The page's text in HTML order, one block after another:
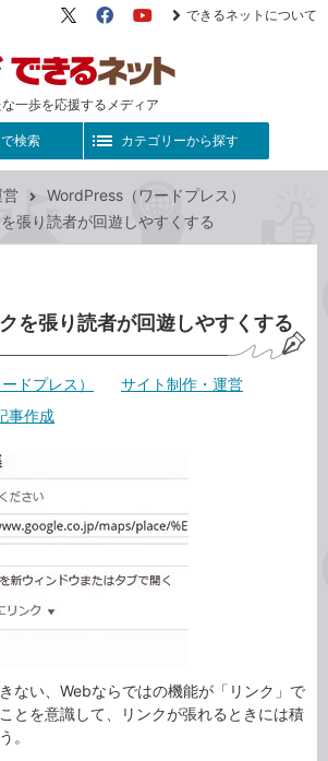
一歩を応援するメディア
X（旧
FacebookYouTube
できるネットについて
検索 カテゴリーから探す
営
WordPress（ワードプレス）
張り読者が回遊しやすくする
を張り読者が回遊しやすくする
ドプレス） サイト制作・運営
事作成
ない、Webならではの機能が「リンク」で
とを意識して、リンクが張れるときには積
。